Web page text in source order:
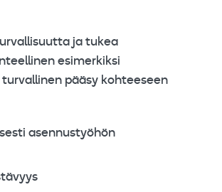
ja tukea
esimerkiksi
pääsy kohteeseen
asennustyöhön